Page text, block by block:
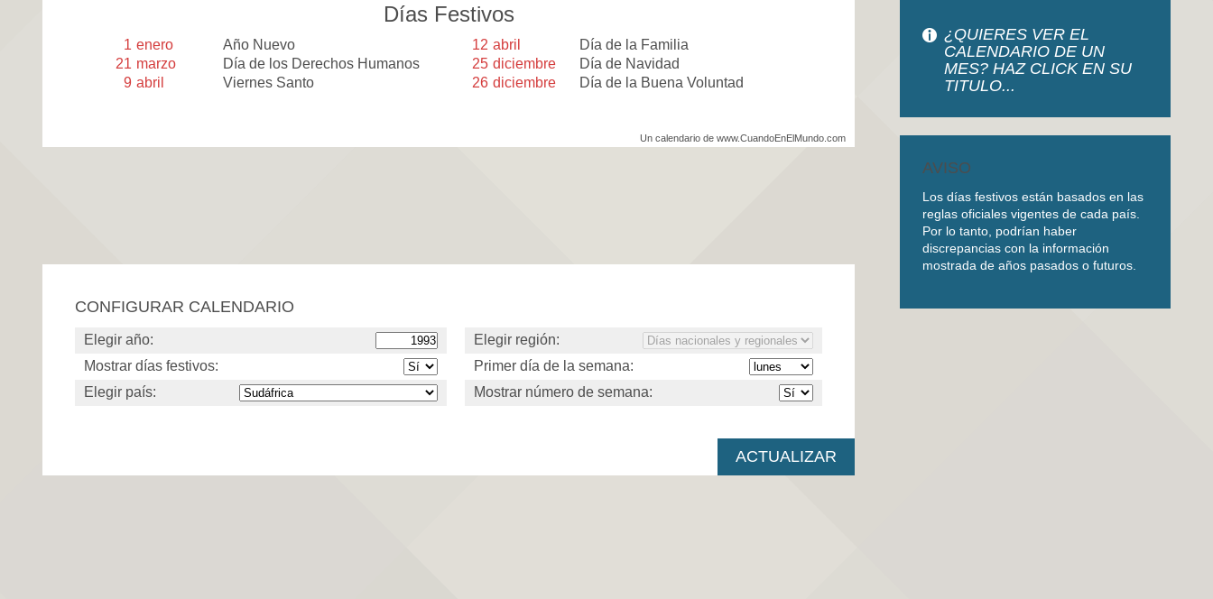
Días Festivos
1 enero
Año Nuevo
21 marzo
Día de los Derechos Humanos
9 abril Viernes Santo
12 abril
Día de la Familia
25 diciembre
Día de Navidad
26 diciembre Día de la Buena Voluntad
Un calendario de www.CuandoEnElMundo.com
CONFIGURAR CALENDARIO
Elegir año:
Mostrar días festivos:
Elegir país:
Elegir región:
Primer día de la semana:
Mostrar número de semana:
¿QUIERES VER EL
CALENDARIO DE UN
MES? HAZ CLICK EN SU
TITULO...
AVISO
Los días festivos están basados en las
reglas oficiales vigentes de cada país.
Por lo tanto, podrían haber
discrepancias con la información
mostrada de años pasados o futuros.